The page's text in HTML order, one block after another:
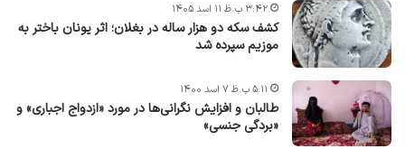
کشف سکه دو هزار ساله در بغلان؛ اثر یونان باختر به
موزیم سپرده شد
۳:۴۲ ب.ظ ۱۱ اسد ۱۴۰۵
طالبان و افزایش نگرانی‌ها در مورد «ازدواج اجباری» و
«بردگی جنسی»
۵:۱۱ ب.ظ ۷ اسد ۱۴۰۰